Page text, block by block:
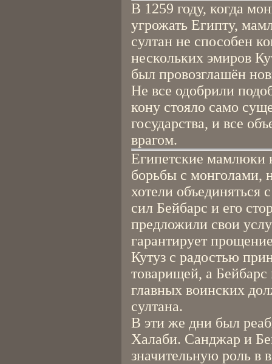
В 1259 году, когда
угрожать Египту,
султан не способен
нескольких эмиров
был провозглашён
Не все одобрили
кону стояло само
государства, и все
врагом.
Египетские мамлюки
борьбы с монголами,
хотели объединяться
сил Бейбарс и его
предложили свои
гарантирует
Кутуз с радостью
товарищей, а Бейбарс
главных воинских
султана.
В эти же дни был
Халаби. Санджар и
значительную роль в